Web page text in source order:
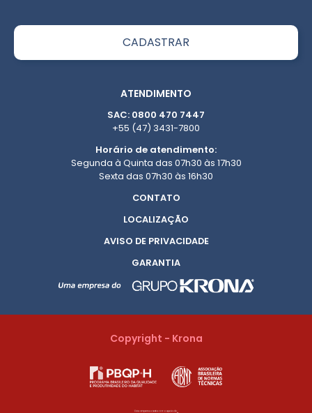
ATENDIMENTO
SAC: 0800 470 7447
+55 (47) 3431-7800
Horário de atendimento:
Segunda à Quinta das 07h30 às 17h30
Sexta das 07h30 às 16h30
CONTATO
LOCALIZAÇÃO
AVISO DE PRIVACIDADE
GARANTIA
Copyright - Krona